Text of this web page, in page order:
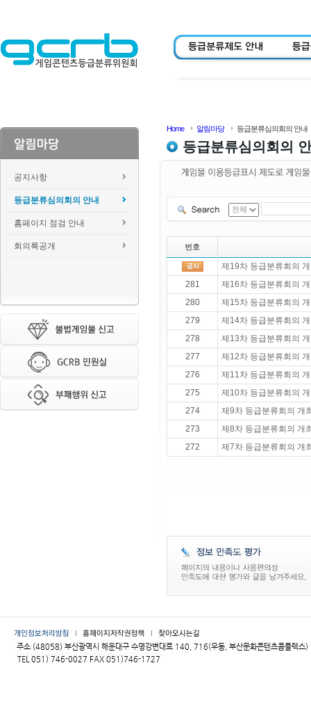
공지사항
등급분류심의회의 안내
홈페이지 점검 안내
회의록공개
Home 알림마당 등급분류심의회의 안내
등급분류심의회의
번호
제19차 등급분류회의
281
제16차 등급분류회의
280
제15차 등급분류회의
279
제14차 등급분류회의
278
제13차 등급분류회의
277
제12차 등급분류회의
276
제11차 등급분류회의
275
제10차 등급분류회의
274
제9차 등급분류회의 개
273
제8차 등급분류회의 개
272
제7차 등급분류회의 개